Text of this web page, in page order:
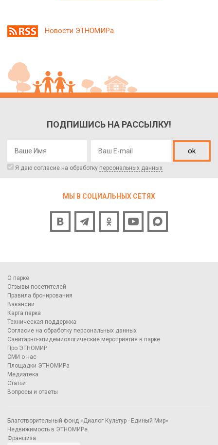
Новости ЭТНОМИРа
ПОДПИШИСЬ НА РАССЫЛКУ!
ok
Я даю согласие на обработку персональных данных
МЫ В СОЦИАЛЬНЫХ СЕТЯХ
О парке
Отзывы посетителей
Правила бронирования
Вакансии
Карта парка
Техническая поддержка
Согласие на обработку персональных данных
Санитарно-эпидемиологические мероприятия в парке
Про ЭТНОМИР
СМИ о нас
Площадки ЭТНОМИРа
Медиатека
Статьи
Вопросы и ответы
Благотворительный фонд «Диалог Культур - Единый Мир»
Недвижимость в ЭТНОМИРе
Франшиза